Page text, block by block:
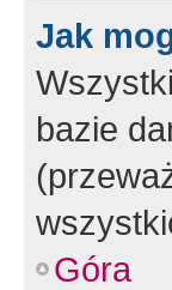
Jak
bazie
Góra